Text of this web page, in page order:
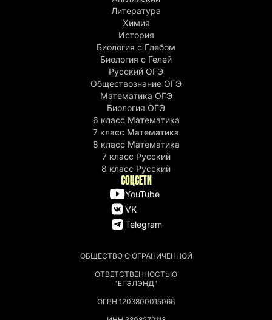
ОБЩЕСТВО С ОГРАНИЧЕННОЙ
ОТВЕТСТВЕННОСТЬЮ
"ЕГЭЛЭНД"
ОГРН 1203800015066
Литература
Химия
История
Биология с Глебом
Биология с Гелей
Русский ОГЭ
Обществознание ОГЭ
Математика ОГЭ
Биология ОГЭ
6 класс Математика
7 класс Математика
8 класс Математика
7 класс Русский
8 класс Русский
СОЦСЕТИ
YouTube
VK
Telegram